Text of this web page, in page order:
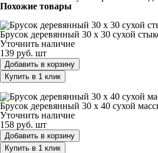
Похожие товары
Брусок деревянный 30 х 30 сухой
Уточнить наличие
139 руб. шт
Добавить в корзину
Купить в 1 клик
Брусок деревянный 30 х 40 сухой
Уточнить наличие
158 руб. шт
Добавить в корзину
Купить в 1 клик